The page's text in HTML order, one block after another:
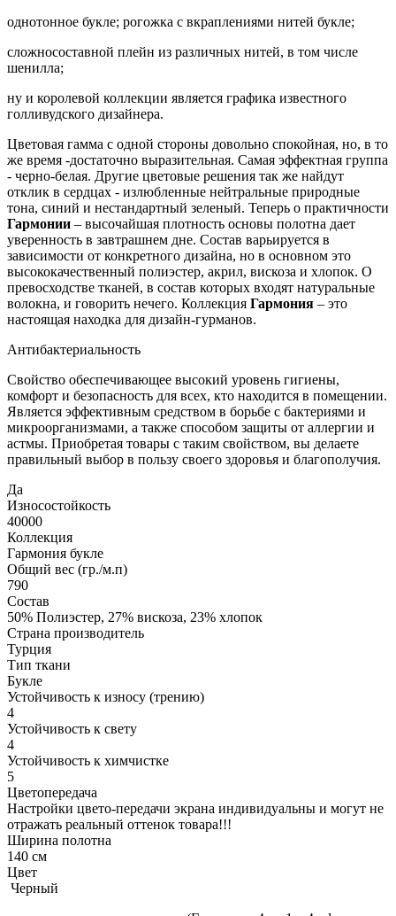
однотонное букле; рогожка с вкраплениями нитей букле;
сложносоставной плейн из различных нитей, в том числе
шенилла;
ну и королевой коллекции является графика известного
голливудского дизайнера.
Цветовая гамма с одной стороны довольно спокойная, но, в то
же время -достаточно выразительная. Самая эффектная группа
- черно-белая. Другие цветовые решения так же найдут
отклик в сердцах - излюбленные нейтральные природные
тона, синий и нестандартный зеленый. Теперь о практичности
Гармонии – высочайшая плотность основы полотна дает
уверенность в завтрашнем дне. Состав варьируется в
зависимости от конкретного дизайна, но в основном это
высококачественный полиэстер, акрил, вискоза и хлопок. О
превосходстве тканей, в состав которых входят натуральные
волокна, и говорить нечего. Коллекция Гармония – это
настоящая находка для дизайн-гурманов.
Антибактериальность
Свойство обеспечивающее высокий уровень гигиены,
комфорт и безопасность для всех, кто находится в помещении.
Является эффективным средством в борьбе с бактериями и
микроорганизмами, а также способом защиты от аллергии и
астмы. Приобретая товары с таким свойством, вы делаете
правильный выбор в пользу своего здоровья и благополучия.
Да
Износостойкость
40000
Коллекция
Гармония букле
Общий вес (гр./м.п)
790
Состав
50% Полиэстер, 27% вискоза, 23% хлопок
Страна производитель
Турция
Тип ткани
Букле
Устойчивость к износу (трению)
4
Устойчивость к свету
4
Устойчивость к химчистке
5
Цветопередача
Настройки цвето-передачи экрана индивидуальны и могут не
отражать реальный оттенок товара!!!
Ширина полотна
140 см
Цвет
Черный